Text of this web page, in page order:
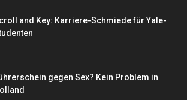
and Key: Karriere-Schmiede für Yale-
gegen Sex? Kein Problem in